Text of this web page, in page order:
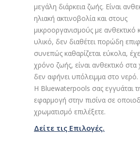
μεγάλη διάρκεια ζωής. Είναι
ηλιακή ακτινοβολία και στους
μικροοργανισμούς με ανθεκτικό
υλικό, δεν διαθέτει πορώδη
συνεπώς καθαρίζεται εύκολα,
χρόνο ζωής, είναι ανθεκτικό στα
δεν αφήνει υπόλειμμα στο νερό.
H Bluewaterpools σας εγγυάται
εφαρμογή στην πισίνα σε
χρωματισμό επιλέξετε.
Δείτε τις Επιλογές.